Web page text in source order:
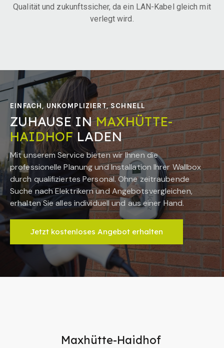
Qualität und zukunftssicher, da ein LAN-Kabel gleich mit
verlegt wird.
EINFACH, UNKOMPLIZIERT, SCHNELL
ZUHAUSE INMAXHÜTTE-
HAIDHOFLADEN
Mit unserem Service bieten wir Ihnen die
professionelle Planung und Installation Ihrer Wallbox
durch qualifiziertes Personal. Ohne zeitraubende
Suche nach Elektrikern und Angebotsvergleichen,
erhalten Sie alles individuell und aus einer Hand.
Jetzt kostenloses Angebot erhalten
Maxhütte-Haidhof